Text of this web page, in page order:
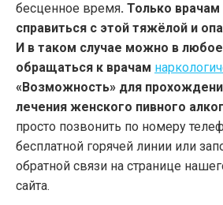
бесценное время. Только врачам
справиться с этой тяжёлой и
И в таком случае можно в
обращаться к врачам
«Возможность» для
лечения женского пивного
просто позвонить по номеру
бесплатной горячей линии или
обратной связи на странице
сайта.